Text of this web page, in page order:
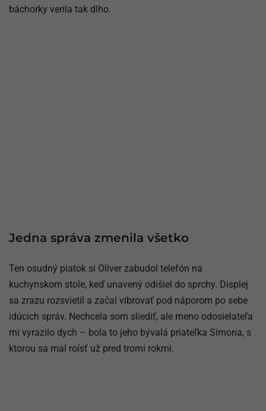
báchorky verila tak dlho.
Jedna správa zmenila všetko
Ten osudný piatok si Oliver zabudol telefón na
kuchynskom stole, keď unavený odišiel do sprchy. Displej
sa zrazu rozsvietil a začal vibrovať pod náporom po sebe
idúcich správ. Nechcela som sliediť, ale meno odosielateľa
mi vyrazilo dych – bola to jeho bývalá priateľka Simona, s
ktorou sa mal roísť už pred tromi rokmi.